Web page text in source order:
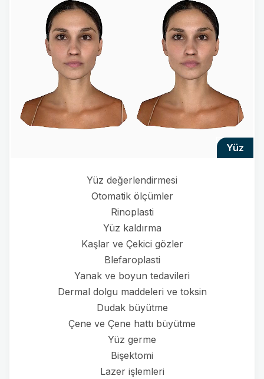
yüz
Yüz değerlendirmesi
Otomatik ölçümler
Rinoplasti
Yüz kaldırma
Kaşlar ve Çekici gözler
Blefaroplasti
Yanak ve boyun tedavileri
Dermal dolgu maddeleri ve toksin
Dudak büyütme
Çene ve Çene hattı büyütme
Yüz germe
Bişektomi
Lazer işlemleri